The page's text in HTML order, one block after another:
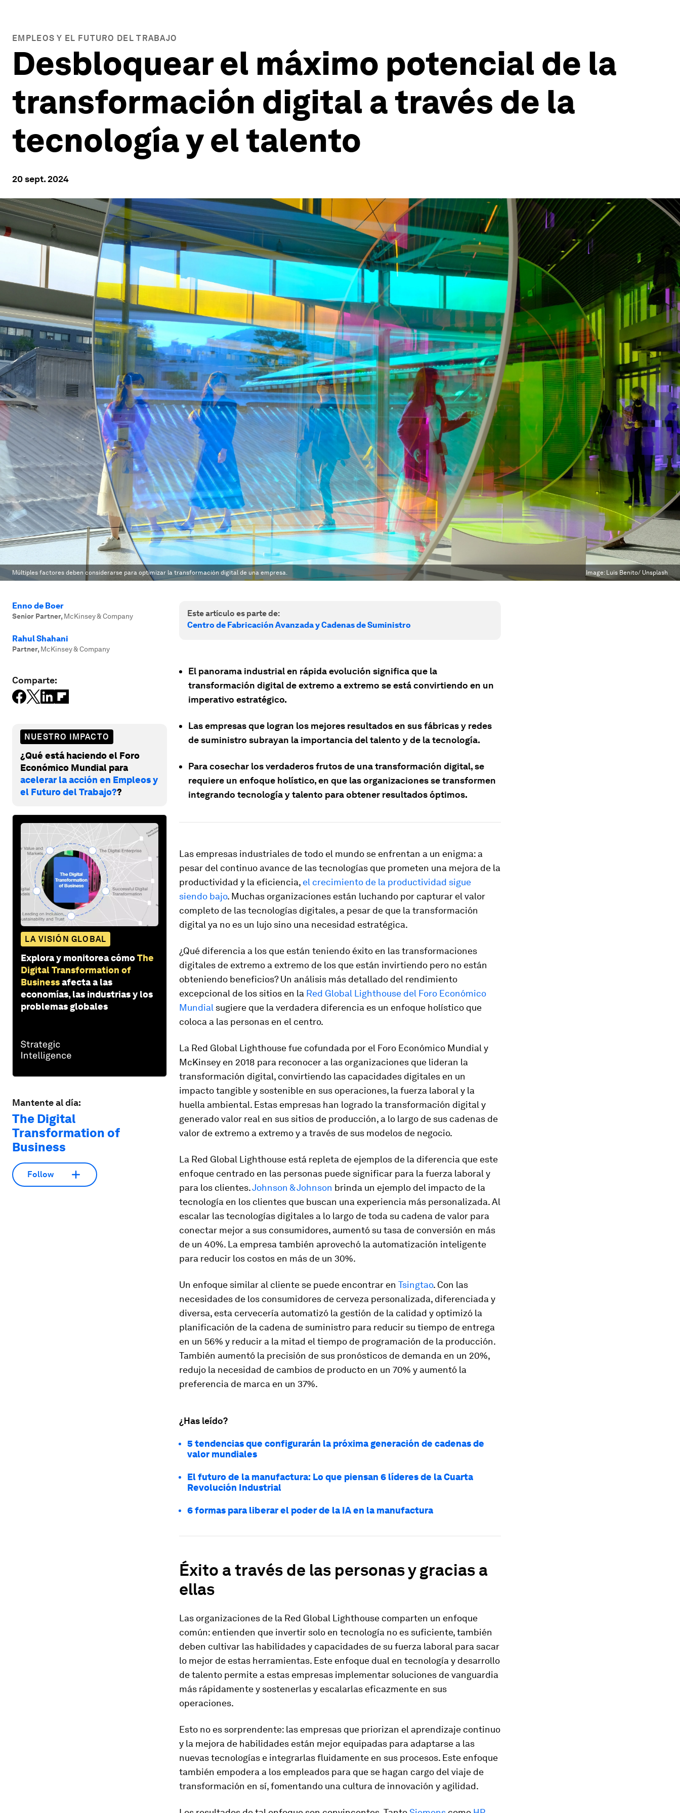
EMPLEOS Y EL FUTURO DEL TRABAJO
Desbloquear el máximo potencial de la
transformación digital a través de la
tecnología y el talento
20 sept. 2024
Múltiples factores deben considerarse para optimizar la transformación digital de una empresa. Image: Luis Benito/ Unsplash
Enno de Boer
Senior Partner, McKinsey & Company
Rahul Shahani
Partner, McKinsey & Company
Comparte:
NUESTRO IMPACTO
¿Qué está haciendo el Foro
Económico Mundial para
acelerar la acción en Empleos y
el Futuro del Trabajo??
LA VISIÓN GLOBAL
Explora y monitorea cómoThe
Digital Transformation of
Businessafecta a las
economías, las industrias y los
problemas globales
Mantente al día:
The Digital
Transformation of
Business
Follow
Este artículo es parte de:
Centro de Fabricación Avanzada y Cadenas de Suministro
El panorama industrial en rápida evolución significa que la
transformación digital de extremo a extremo se está convirtiendo en un
imperativo estratégico.
Las empresas que logran los mejores resultados en sus fábricas y redes
de suministro subrayan la importancia del talento y de la tecnología.
Para cosechar los verdaderos frutos de una transformación digital, se
requiere un enfoque holístico, en que las organizaciones se transformen
integrando tecnología y talento para obtener resultados óptimos.
Las empresas industriales de todo el mundo se enfrentan a un enigma: a
pesar del continuo avance de las tecnologías que prometen una mejora de la
productividad y la eficiencia, el crecimiento de la productividad sigue
siendo bajo. Muchas organizaciones están luchando por capturar el valor
completo de las tecnologías digitales, a pesar de que la transformación
digital ya no es un lujo sino una necesidad estratégica.
¿Qué diferencia a los que están teniendo éxito en las transformaciones
digitales de extremo a extremo de los que están invirtiendo pero no están
obteniendo beneficios? Un análisis más detallado del rendimiento
excepcional de los sitios en la Red Global Lighthouse del Foro Económico
Mundial sugiere que la verdadera diferencia es un enfoque holístico que
coloca a las personas en el centro.
La Red Global Lighthouse fue cofundada por el Foro Económico Mundial y
McKinsey en 2018 para reconocer a las organizaciones que lideran la
transformación digital, convirtiendo las capacidades digitales en un
impacto tangible y sostenible en sus operaciones, la fuerza laboral y la
huella ambiental. Estas empresas han logrado la transformación digital y
generado valor real en sus sitios de producción, a lo largo de sus cadenas de
valor de extremo a extremo y a través de sus modelos de negocio.
La Red Global Lighthouse está repleta de ejemplos de la diferencia que este
enfoque centrado en las personas puede significar para la fuerza laboral y
para los clientes.Johnson & Johnson brinda un ejemplo del impacto de la
tecnología en los clientes que buscan una experiencia más personalizada. Al
escalar las tecnologías digitales a lo largo de toda su cadena de valor para
conectar mejor a sus consumidores, aumentó su tasa de conversión en más
de un 40%. La empresa también aprovechó la automatización inteligente
para reducir los costos en más de un 30%.
Un enfoque similar al cliente se puede encontrar en Tsingtao. Con las
necesidades de los consumidores de cerveza personalizada, diferenciada y
diversa, esta cervecería automatizó la gestión de la calidad y optimizó la
planificación de la cadena de suministro para reducir su tiempo de entrega
en un 56% y reducir a la mitad el tiempo de programación de la producción.
También aumentó la precisión de sus pronósticos de demanda en un 20%,
redujo la necesidad de cambios de producto en un 70% y aumentó la
preferencia de marca en un 37%.
¿Has leído?
5 tendencias que configurarán la próxima generación de cadenas de
valor mundiales
El futuro de la manufactura: Lo que piensan 6 líderes de la Cuarta
Revolución Industrial
6 formas para liberar el poder de la IA en la manufactura
Éxito a través de las personas y gracias a
ellas
Las organizaciones de la Red Global Lighthouse comparten un enfoque
común: entienden que invertir solo en tecnología no es suficiente, también
deben cultivar las habilidades y capacidades de su fuerza laboral para sacar
lo mejor de estas herramientas. Este enfoque dual en tecnología y desarrollo
de talento permite a estas empresas implementar soluciones de vanguardia
más rápidamente y sostenerlas y escalarlas eficazmente en sus
operaciones.
Esto no es sorprendente: las empresas que priorizan el aprendizaje continuo
y la mejora de habilidades están mejor equipadas para adaptarse a las
nuevas tecnologías e integrarlas fluidamente en sus procesos. Este enfoque
también empodera a los empleados para que se hagan cargo del viaje de
transformación en sí, fomentando una cultura de innovación y agilidad.